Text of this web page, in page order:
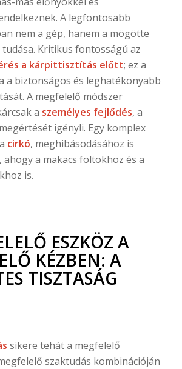
A legfontosabb
nem a gép, hanem a mögötte
Kritikus fontosságú az
a kárpittisztítás előtt; ez a
a biztonságos és leghatékonyabb
A megfelelő módszer
a személyes fejlődés, a
igényli. Egy komplex
cirkó, meghibásodásához is
ahogy a makacs foltokhoz és a
is.
ESZKÖZ A
KÉZBEN: A
TISZTASÁG
sikere tehát a megfelelő
szaktudás kombinációján